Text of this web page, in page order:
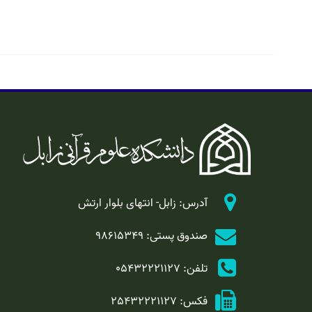
آدرس: زابل- انتهای بلوار ارتش
صندوق پستی: 98615349
تلفن: 05432221127
فکس: 25432221127